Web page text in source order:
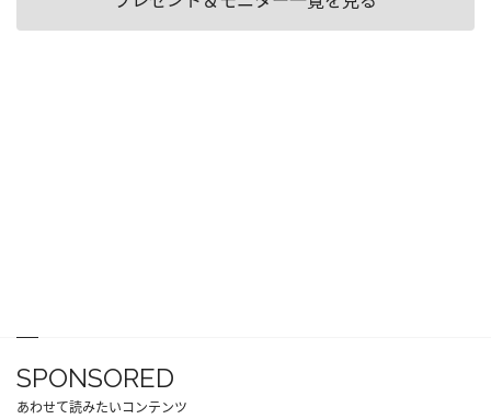
SPONSORED
あわせて読みたいコンテンツ